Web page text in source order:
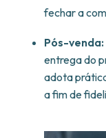
fechar a
Pós-venda:
entrega do
adota
a fim de